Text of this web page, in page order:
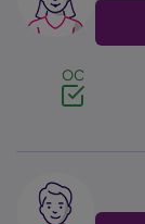
OC
Image